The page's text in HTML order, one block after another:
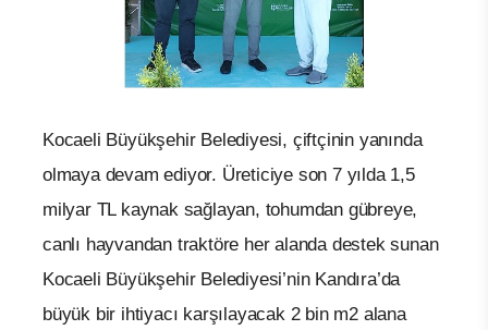
Kocaeli Büyükşehir Belediyesi, çiftçinin yanında
olmaya devam ediyor. Üreticiye son 7 yılda 1,5
milyar TL kaynak sağlayan, tohumdan gübreye,
canlı hayvandan traktöre her alanda destek sunan
Kocaeli Büyükşehir Belediyesi’nin Kandıra’da
büyük bir ihtiyacı karşılayacak 2 bin m2 alana